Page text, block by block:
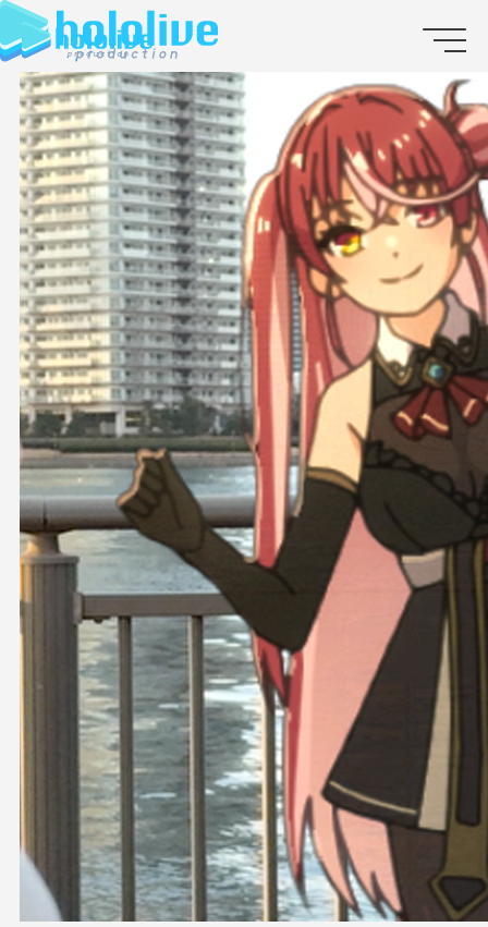
EN
JP
ABOUT
TALENT
NEWS
AUDITION
COLLABORATION
SUPPORT ADVERTISING
OFFICIAL SHOP
HOLODULE
会社概要
プライバシーポリシー
未成年の方々へのお願い
二次創作ガイドライン
よくある質問
サポーターガイドライン